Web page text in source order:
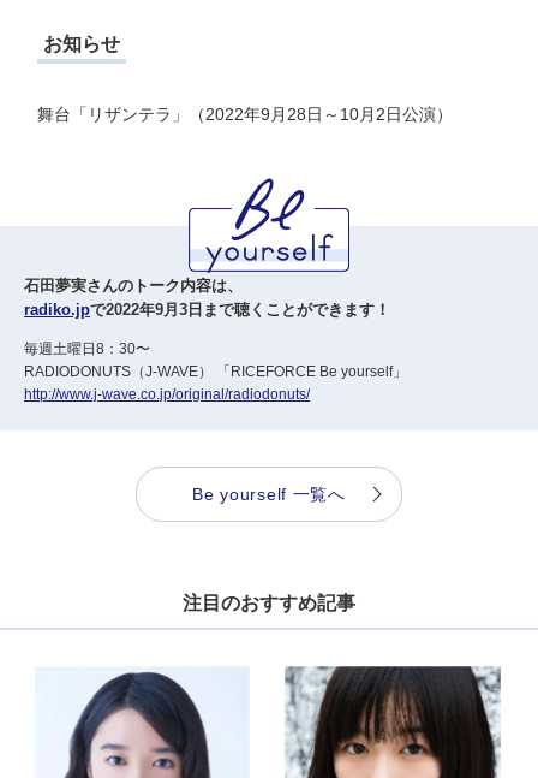
お知らせ
舞台「リザンテラ」（2022年9月28日～10月2日公演）
石田夢実さんのトーク内容は、
radiko.jpで2022年9月3日まで聴くことができます！
毎週土曜日8：30〜
RADIODONUTS（J-WAVE） 「RICEFORCE Be yourself」
http://www.j-wave.co.jp/original/radiodonuts/
Be yourself 一覧へ
注目のおすすめ記事